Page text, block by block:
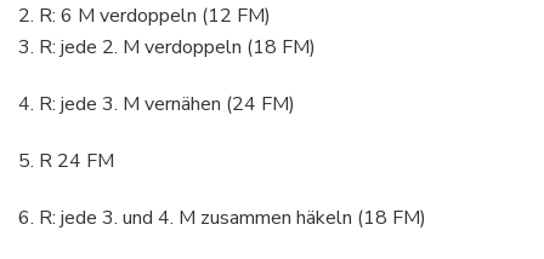
2. R: 6 M verdoppeln (12 FM)
3. R: jede 2. M verdoppeln (18 FM)
4. R: jede 3. M vernähen (24 FM)
5. R 24 FM
6. R: jede 3. und 4. M zusammen häkeln (18 FM)